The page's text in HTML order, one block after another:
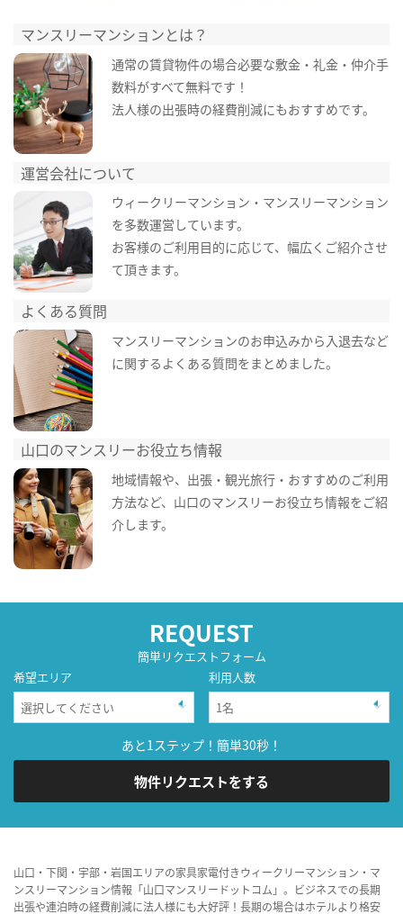
マンスリーマンションとは？
通常の賃貸物件の場合必要な敷金・礼金・仲介手
数料がすべて無料です！
法人様の出張時の経費削減にもおすすめです。
運営会社について
ウィークリーマンション・マンスリーマンション
を多数運営しています。
お客様のご利用目的に応じて、幅広くご紹介させ
て頂きます。
よくある質問
マンスリーマンションのお申込みから入退去など
に関するよくある質問をまとめました。
山口のマンスリーお役立ち情報
地域情報や、出張・観光旅行・おすすめのご利用
方法など、山口のマンスリーお役立ち情報をご紹
介します。
REQUEST
簡単リクエストフォーム
希望エリア
利用人数
あと1ステップ！簡単30秒！
物件リクエストをする
山口・下関・宇部・岩国エリアの家具家電付きウィークリーマンション・マ
ンスリーマンション情報「山口マンスリードットコム」。ビジネスでの長期
出張や連泊時の経費削減に法人様にも大好評！長期の場合はホテルより格安